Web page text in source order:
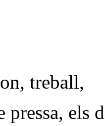
treball,
pressa, els